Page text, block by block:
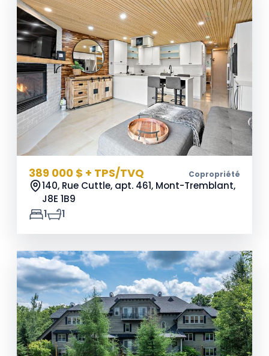
389 000 $ + TPS/TVQ Copropriété
140, Rue Cuttle, apt. 461, Mont-Tremblant,
J8E 1B9
1
1